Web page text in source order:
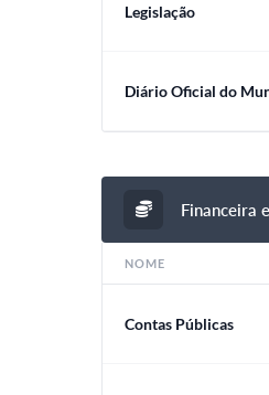
Legislação
Diário Oficial do
Financeira
NOME
Contas Públicas